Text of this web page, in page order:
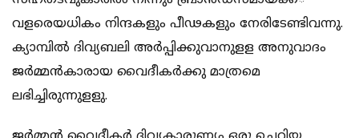
വളരെയധികം നിന്ദകളും പീഢകളും നേരിടേണ്ടിവന്നു.
ക്യാമ്പില്‍ ദിവ്യബലി അര്‍പ്പിക്കുവാനുളള അനുവാദം
ജര്‍മ്മന്‍കാരായ വൈദീകര്‍ക്കു മാത്രമെ
ലഭിച്ചിരുന്നുളളു.